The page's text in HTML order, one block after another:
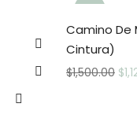
¡Ofert
Camino De
Cintura)
$1,500.00 $